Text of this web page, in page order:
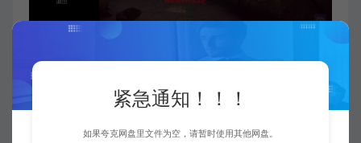
紧急通知！！！
如果夸克网盘里文件为空，请暂时使用其他网盘。